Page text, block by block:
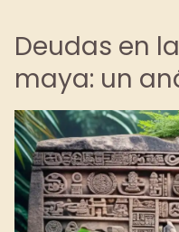
Deudas en
maya: un